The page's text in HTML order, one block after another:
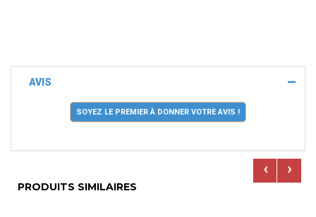
AVIS
SOYEZ LE PREMIER À DONNER VOTRE AVIS !
PRODUITS SIMILAIRES
‹ ›